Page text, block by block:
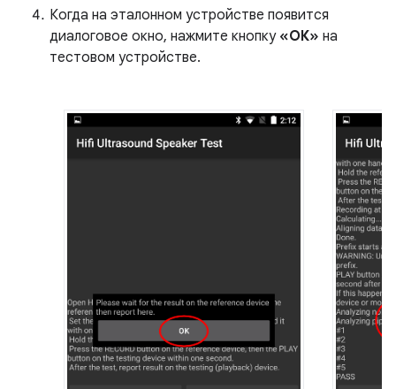
Когда на эталонном устройстве появится
диалоговое окно, нажмите кнопку «ОК» на
тестовом устройстве.